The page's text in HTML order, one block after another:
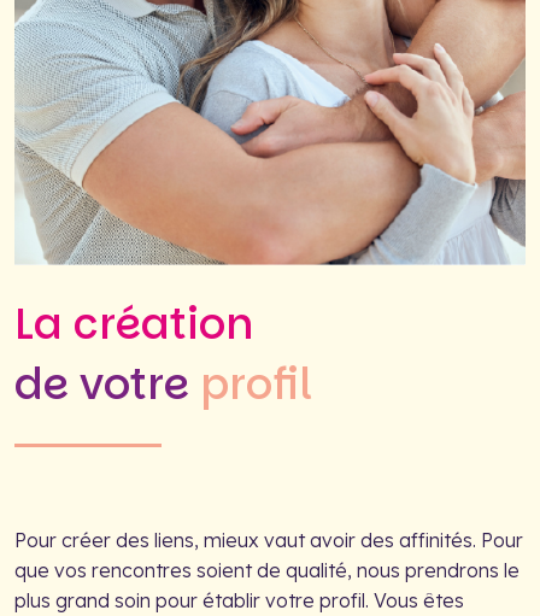
La création
de votre profil
Pour créer des liens, mieux vaut avoir des affinités. Pour
que vos rencontres soient de qualité, nous prendrons le
plus grand soin pour établir votre profil. Vous êtes